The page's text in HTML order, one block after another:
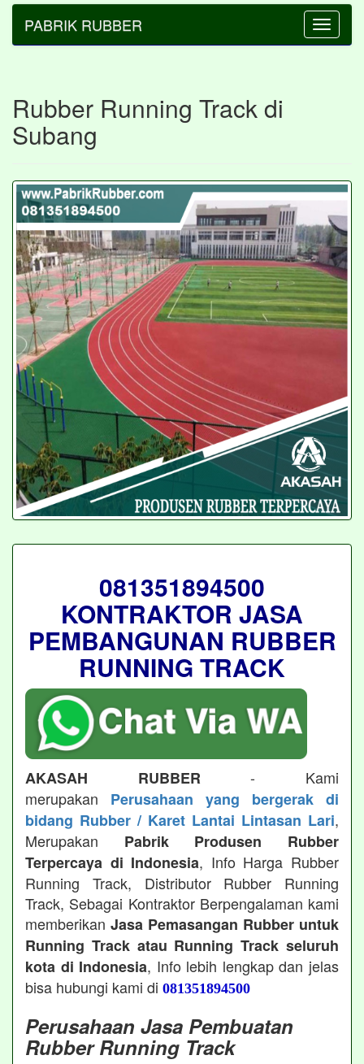
Toggle
PABRIK RUBBER
Rubber Running Track di
Subang
081351894500
KONTRAKTOR JASA
PEMBANGUNAN RUBBER
RUNNING TRACK
AKASAH RUBBER - Kami
merupakan Perusahaan yang bergerak di
bidang Rubber / Karet Lantai Lintasan Lari,
Merupakan Pabrik Produsen Rubber
Terpercaya di Indonesia, Info Harga Rubber
Running Track, Distributor Rubber Running
Track, Sebagai Kontraktor Berpengalaman kami
memberikan Jasa Pemasangan Rubber untuk
Running Track atau Running Track seluruh
kota di Indonesia, Info lebih lengkap dan jelas
bisa hubungi kami di 081351894500
Perusahaan Jasa Pembuatan
Rubber Running Track